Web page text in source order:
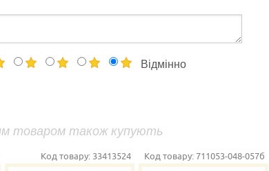
Відмінно
товаром також купують
Код товару: 33413524 Код товару:711053-048-057б